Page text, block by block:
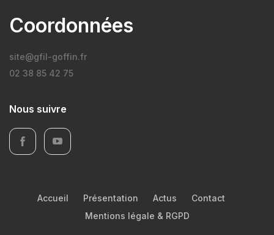
Coordonnées
site@gfil-goffin.fr
02 38 85 42 75
Nous suivre
Accueil Présentation Actus
Contact
Mentions légale & RGPD